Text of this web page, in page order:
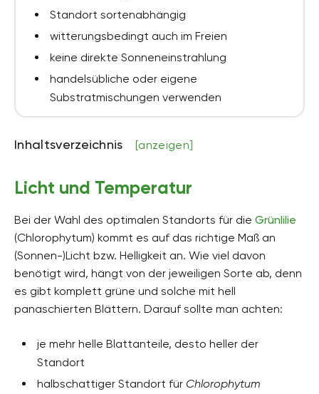
Standort sortenabhängig
witterungsbedingt auch im Freien
keine direkte Sonneneinstrahlung
handelsübliche oder eigene
Substratmischungen verwenden
Inhaltsverzeichnis [anzeigen]
Licht und Temperatur
Bei der Wahl des optimalen Standorts für die Grünlilie
(Chlorophytum) kommt es auf das richtige Maß an
(Sonnen-)Licht bzw. Helligkeit an. Wie viel davon
benötigt wird, hängt von der jeweiligen Sorte ab, denn
es gibt komplett grüne und solche mit hell
panaschierten Blättern. Darauf sollte man achten:
je mehr helle Blattanteile, desto heller der
Standort
halbschattiger Standort für Chlorophytum